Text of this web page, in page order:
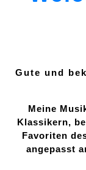
Gute und
Meine
Klassikern,
Favoriten
angepasst